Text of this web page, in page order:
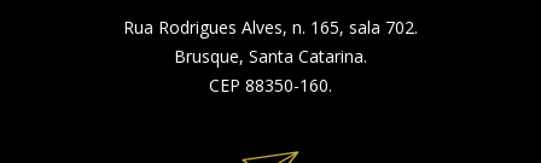
Rua Rodrigues Alves, n. 165, sala 702.
Brusque, Santa Catarina.
CEP 88350-160.